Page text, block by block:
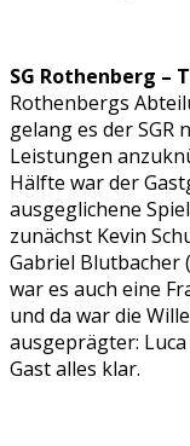
SG Rothenberg –
Rothenbergs
gelang es der SGR
Leistungen
Hälfte war der
ausgeglichene
zunächst Kevin
Gabriel Blutbacher
war es auch eine
und da war die
ausgeprägter: Luca
Gast alles klar.